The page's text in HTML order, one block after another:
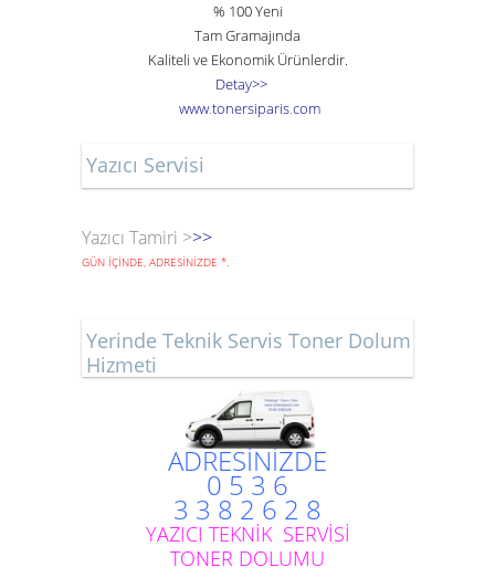
% 100 Yeni
Tam Gramajında
Kaliteli ve Ekonomik Ürünlerdir.
Detay>>
www.tonersiparis.com
Yazıcı Servisi
Yazıcı Tamiri >>>
GÜN İÇİNDE, ADRESİNİZDE *.
Yerinde Teknik Servis Toner Dolum
Hizmeti
ADRESİNİZDE
0 5 3 6
3 3 8 2 6 2 8
YAZICI TEKNİK SERVİSİ
TONER DOLUMU